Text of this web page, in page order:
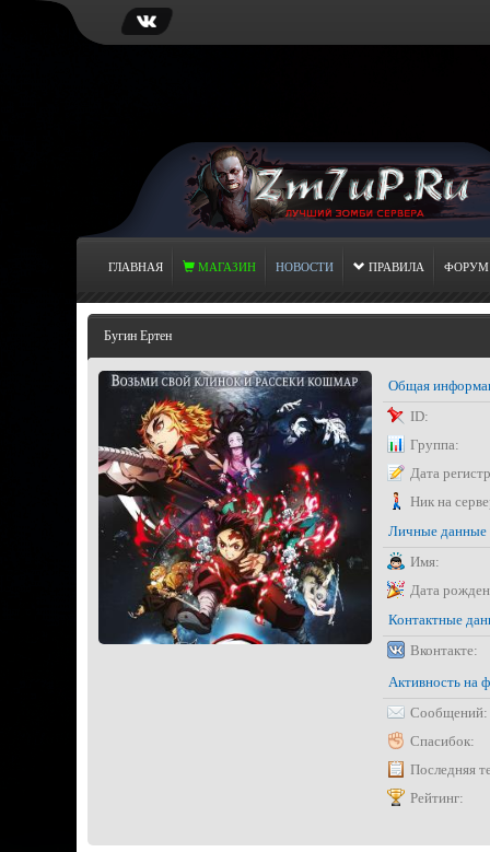
ГЛАВНАЯ МАГАЗИН НОВОСТИ ПРАВИЛА ФОРУМ
Бугин Ертен
Общая
ID:
Группа:
Дата
Ник на
Личные данные
Имя:
Дата
Контактные
Вконтакте:
Активность на
Сообщений:
Спасибок:
Последняя
Рейтинг: